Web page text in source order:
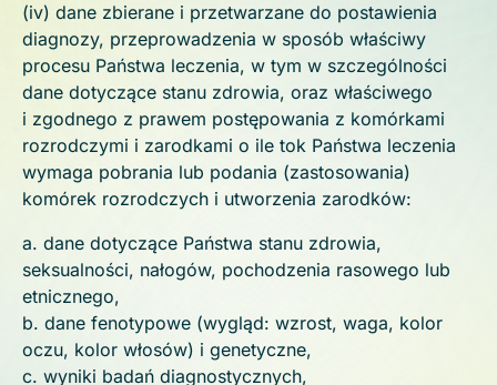
(iv) dane zbierane i przetwarzane do postawienia
diagnozy, przeprowadzenia w sposób właściwy
procesu Państwa leczenia, w tym w szczególności
dane dotyczące stanu zdrowia, oraz właściwego
i zgodnego z prawem postępowania z komórkami
rozrodczymi i zarodkami o ile tok Państwa leczenia
wymaga pobrania lub podania (zastosowania)
komórek rozrodczych i utworzenia zarodków:
a. dane dotyczące Państwa stanu zdrowia,
seksualności, nałogów, pochodzenia rasowego lub
etnicznego,
b. dane fenotypowe (wygląd: wzrost, waga, kolor
oczu, kolor włosów) i genetyczne,
c. wyniki badań diagnostycznych,